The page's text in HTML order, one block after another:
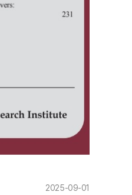
2025-09-01